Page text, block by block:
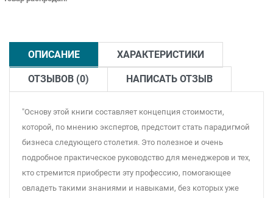
ОПИСАНИЕ ХАРАКТЕРИСТИКИ
ОТЗЫВОВ (0) НАПИСАТЬ ОТЗЫВ
"Основу этой книги составляет концепция стоимости,
которой, по мнению экспертов, предстоит стать парадигмой
бизнеса следующего столетия. Это полезное и очень
подробное практическое руководство для менеджеров и тех,
кто стремится приобрести эту профессию, помогающее
овладеть такими знаниями и навыками, без которых уже